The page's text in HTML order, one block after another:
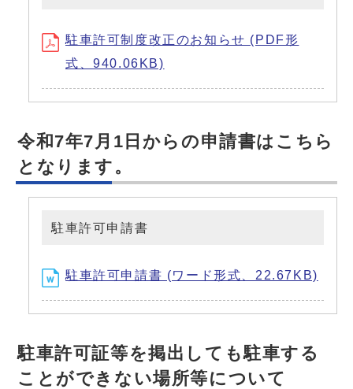
駐車許可制度改正のお知らせ (PDF形
式、940.06KB)
令和7年7月1日からの申請書はこちら
となります。
駐車許可申請書
駐車許可申請書 (ワード形式、22.67KB)
駐車許可証等を掲出しても駐車する
ことができない場所等について